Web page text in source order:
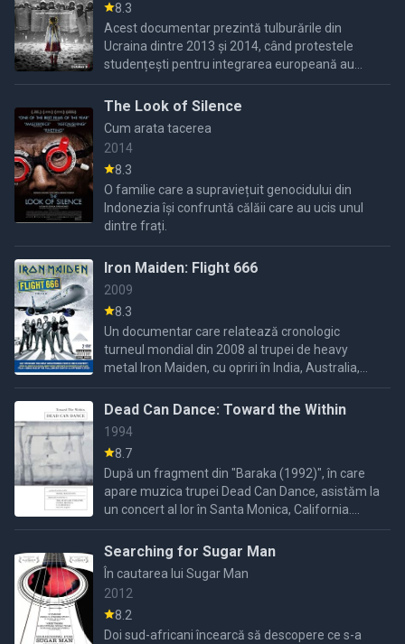
8.3
Acest documentar prezintă tulburările din
Ucraina dintre 2013 și 2014, când protestele
studențești pentru integrarea europeană au
escaladat într-o revoluție violentă, cerând
demisia președintelui ...
The Look of Silence
Cum arata tacerea
2014
8.3
O familie care a supraviețuit genocidului din
Indonezia își confruntă călăii care au ucis unul
dintre frați.
Iron Maiden: Flight 666
2009
8.3
Un documentar care relatează cronologic
turneul mondial din 2008 al trupei de heavy
metal Iron Maiden, cu opriri în India, Australia,
Japonia, SUA, Canada, Mexic și America de Sud.
Bruce Dickinson, ...
Dead Can Dance: Toward the Within
1994
8.7
După un fragment din "Baraka (1992)", în care
apare muzica trupei Dead Can Dance, asistăm la
un concert al lor în Santa Monica, California.
Acesta este intercalat cu interviuri cu membrii
principali, ...
Searching for Sugar Man
În cautarea lui Sugar Man
2012
8.2
Doi sud-africani încearcă să descopere ce s-a